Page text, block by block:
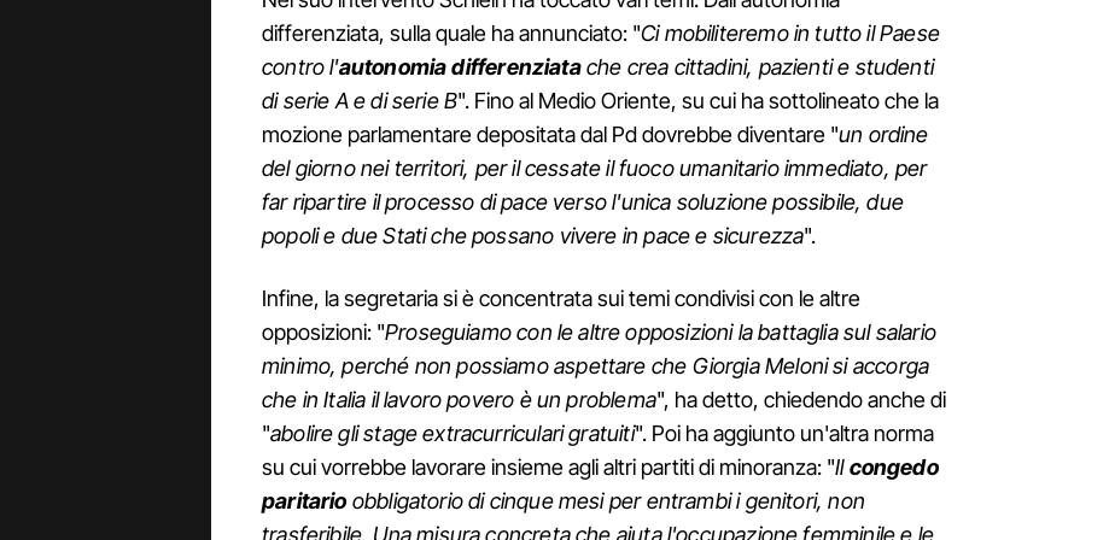
differenziata, sulla quale ha annunciato: "Ci mobiliteremo in tutto il Paese
contro l'autonomia differenziatache crea cittadini, pazienti e studenti
di serie A e di serie B". Fino al Medio Oriente, su cui ha sottolineato che la
mozione parlamentare depositata dal Pd dovrebbe diventare "un ordine
del giorno nei territori, per il cessate il fuoco umanitario immediato, per
far ripartire il processo di pace verso l'unica soluzione possibile, due
popoli e due Stati che possano vivere in pace e sicurezza".
Infine, la segretaria si è concentrata sui temi condivisi con le altre
opposizioni: "Proseguiamo con le altre opposizioni la battaglia sul salario
minimo, perché non possiamo aspettare che Giorgia Meloni si accorga
che in Italia il lavoro povero è un problema", ha detto, chiedendo anche di
"abolire gli stage extracurriculari gratuiti". Poi ha aggiunto un'altra norma
su cui vorrebbe lavorare insieme agli altri partiti di minoranza: "Ilcongedo
paritario obbligatorio di cinque mesi per entrambi i genitori, non
trasferibile. Una misura concreta che aiuta l'occupazione femminile e le